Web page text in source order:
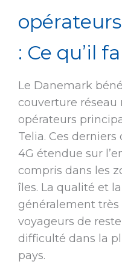
: Ce qu’il
Le Danemark
couverture réseau
opérateurs
Telia. Ces
4G étendue sur
compris dans les
îles. La qualité et
généralement
voyageurs de
difficulté dans la
pays.